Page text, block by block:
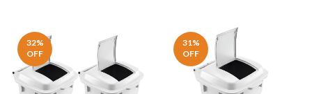
32%
OFF
31%
OFF